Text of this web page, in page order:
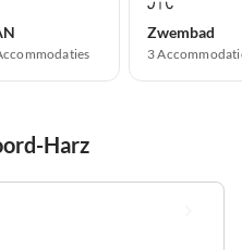
Zwembad
3
Harz